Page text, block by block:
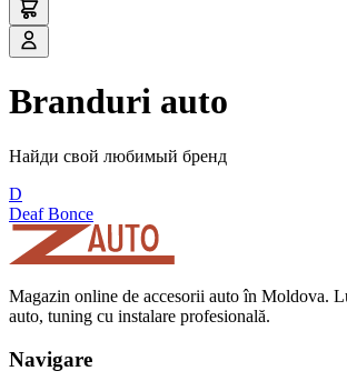
Branduri auto
Найди свой любимый бренд
D
Deaf Bonce
Magazin online de accesorii auto în Moldova.
auto, tuning cu instalare profesională.
Navigare